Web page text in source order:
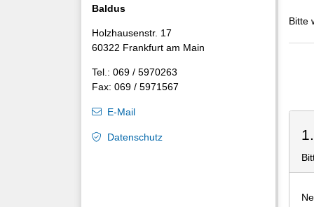
Bitte
Baldus
Holzhausenstr. 17
60322 Frankfurt am Main
Tel.: 069 / 5970263
Fax: 069 / 5971567
E-Mail
Datenschutz